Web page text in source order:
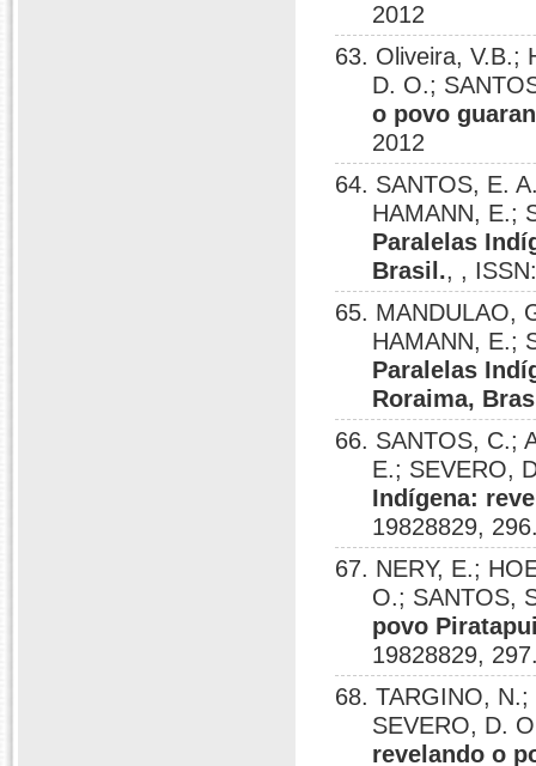
2012
63. Oliveira, V.B.;
D. O.;
o povo
2012
64. SANTOS, E.
HAMANN, E.;
Paralelas
Brasil., ,
65. MANDULAO,
HAMANN, E.;
Paralelas
Roraima,
66. SANTOS, C.;
E.; SEVERO,
Indígena:
19828829,
67. NERY, E.;
O.; SANTOS,
povo
19828829,
68. TARGINO,
SEVERO, D.
revelando o